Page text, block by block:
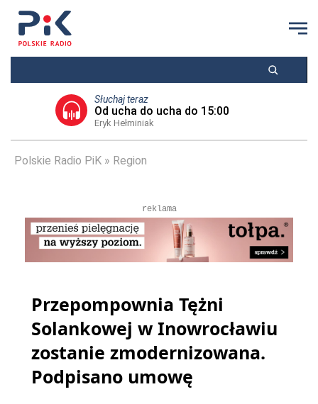
Słuchaj teraz
Od ucha do ucha do 15:00
Eryk Hełminiak
Polskie Radio PiK Region
reklama
Przepompownia Tężni
Solankowej w Inowrocławiu
zostanie zmodernizowana.
Podpisano umowę